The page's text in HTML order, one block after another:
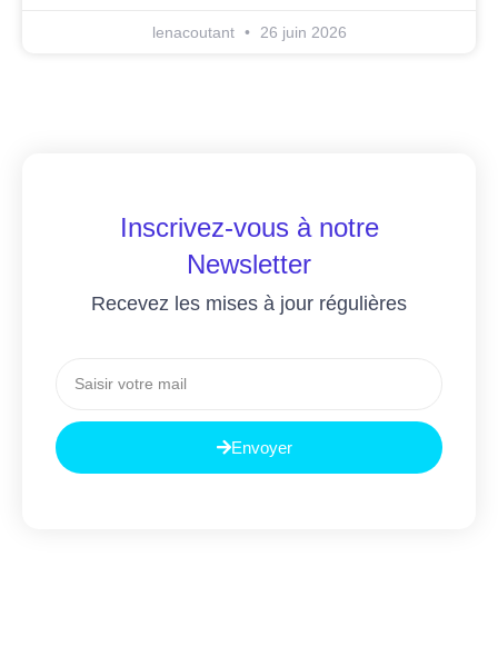
lenacoutant 26 juin 2026
Inscrivez-vous à notre
Newsletter
Recevez les mises à jour régulières
Envoyer